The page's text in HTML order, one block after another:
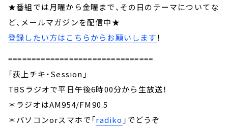
★番組では月曜から金曜まで、その日のテーマについてな
ど、メールマガジンを配信中★
登録したい方はこちらからお願いします！
===============================
「荻上チキ・Session」
TBSラジオで平日午後6時00分から生放送！
＊ラジオはAM954/FM90.5
＊パソコンorスマホで「radiko 」でどうぞ